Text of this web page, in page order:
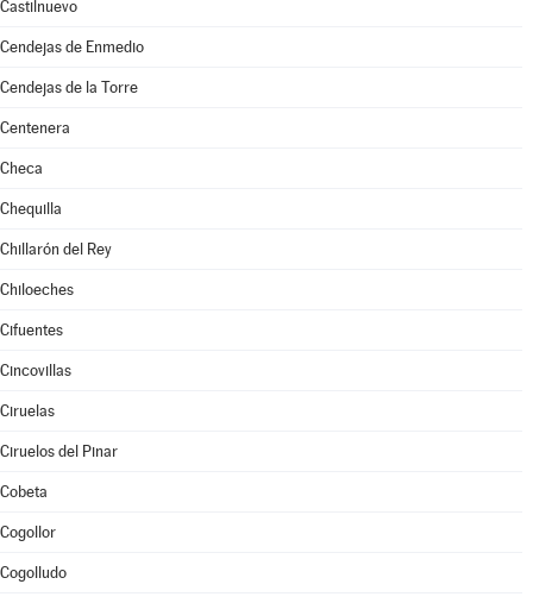
Castilnuevo
Cendejas de Enmedio
Cendejas de la Torre
Centenera
Checa
Chequilla
Chillarón del Rey
Chiloeches
Cifuentes
Cincovillas
Ciruelas
Ciruelos del Pinar
Cobeta
Cogollor
Cogolludo